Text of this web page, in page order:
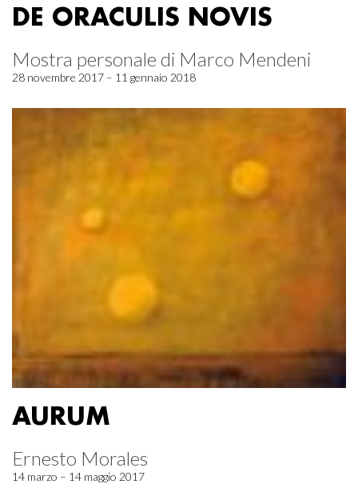
DE ORACULIS NOVIS
Mostra personale di Marco Mendeni
28 novembre 2017 – 11 gennaio 2018
AURUM
Ernesto Morales
14 marzo – 14 maggio 2017